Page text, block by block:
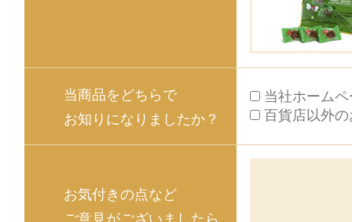
当商品をどちらで
お知りになりましたか？
当社ホーム
百貨店以外
お気付きの点など
ご意見がございましたら